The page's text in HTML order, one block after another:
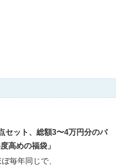
セット、総額3〜4万円分のバ
高めの福袋」
毎年同じで、